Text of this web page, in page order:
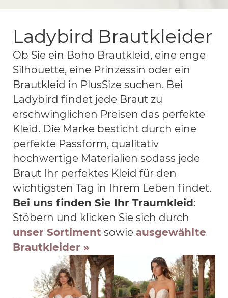
Brautmoden
Ladybird Brautkleider
Ob Sie ein Boho Brautkleid, eine enge
Silhouette, eine Prinzessin oder ein
Brautkleid in PlusSize suchen. Bei
Ladybird findet jede Braut zu
erschwinglichen Preisen das perfekte
Kleid. Die Marke besticht durch eine
perfekte Passform, qualitativ
hochwertige Materialien sodass jede
Braut Ihr perfektes Kleid für den
wichtigsten Tag in Ihrem Leben findet.
Bei uns finden Sie Ihr Traumkleid:
Stöbern und klicken Sie sich durch
unser Sortiment sowie ausgewählte
Brautkleider »